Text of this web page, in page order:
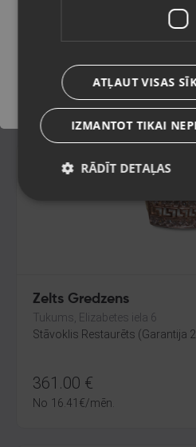
Stāvoklis Restaurēts (Garantija
281.00 €
12.78€/mēn.
Zelts Gredzens
Tukums, Elizabetes iela 6
Stāvoklis Restaurēts (Garantija
361.00 €
No 16.41 €/mēn.
ATĻAUT VISAS
IZMANTOT TIKAI
RĀDĪT DETAĻAS